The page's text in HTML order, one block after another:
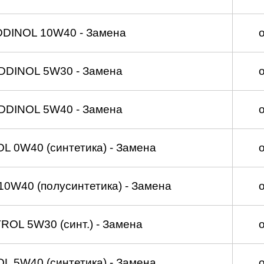
10W40 - Замена
5W30 - Замена
5W40 - Замена
0W40 (синтетика) - Замена
(полусинтетика) - Замена
5W30 (синт.) - Замена